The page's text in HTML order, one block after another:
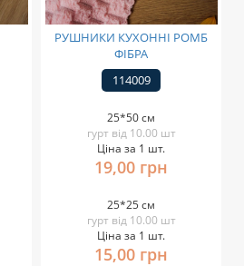
РУШНИКИ КУХОННІ РОМБ
ФІБРА
114009
25*50 см
гурт від 10.00 шт
Ціна за 1 шт.
19,00 грн
25*25 см
гурт від 10.00 шт
Ціна за 1 шт.
15,00 грн